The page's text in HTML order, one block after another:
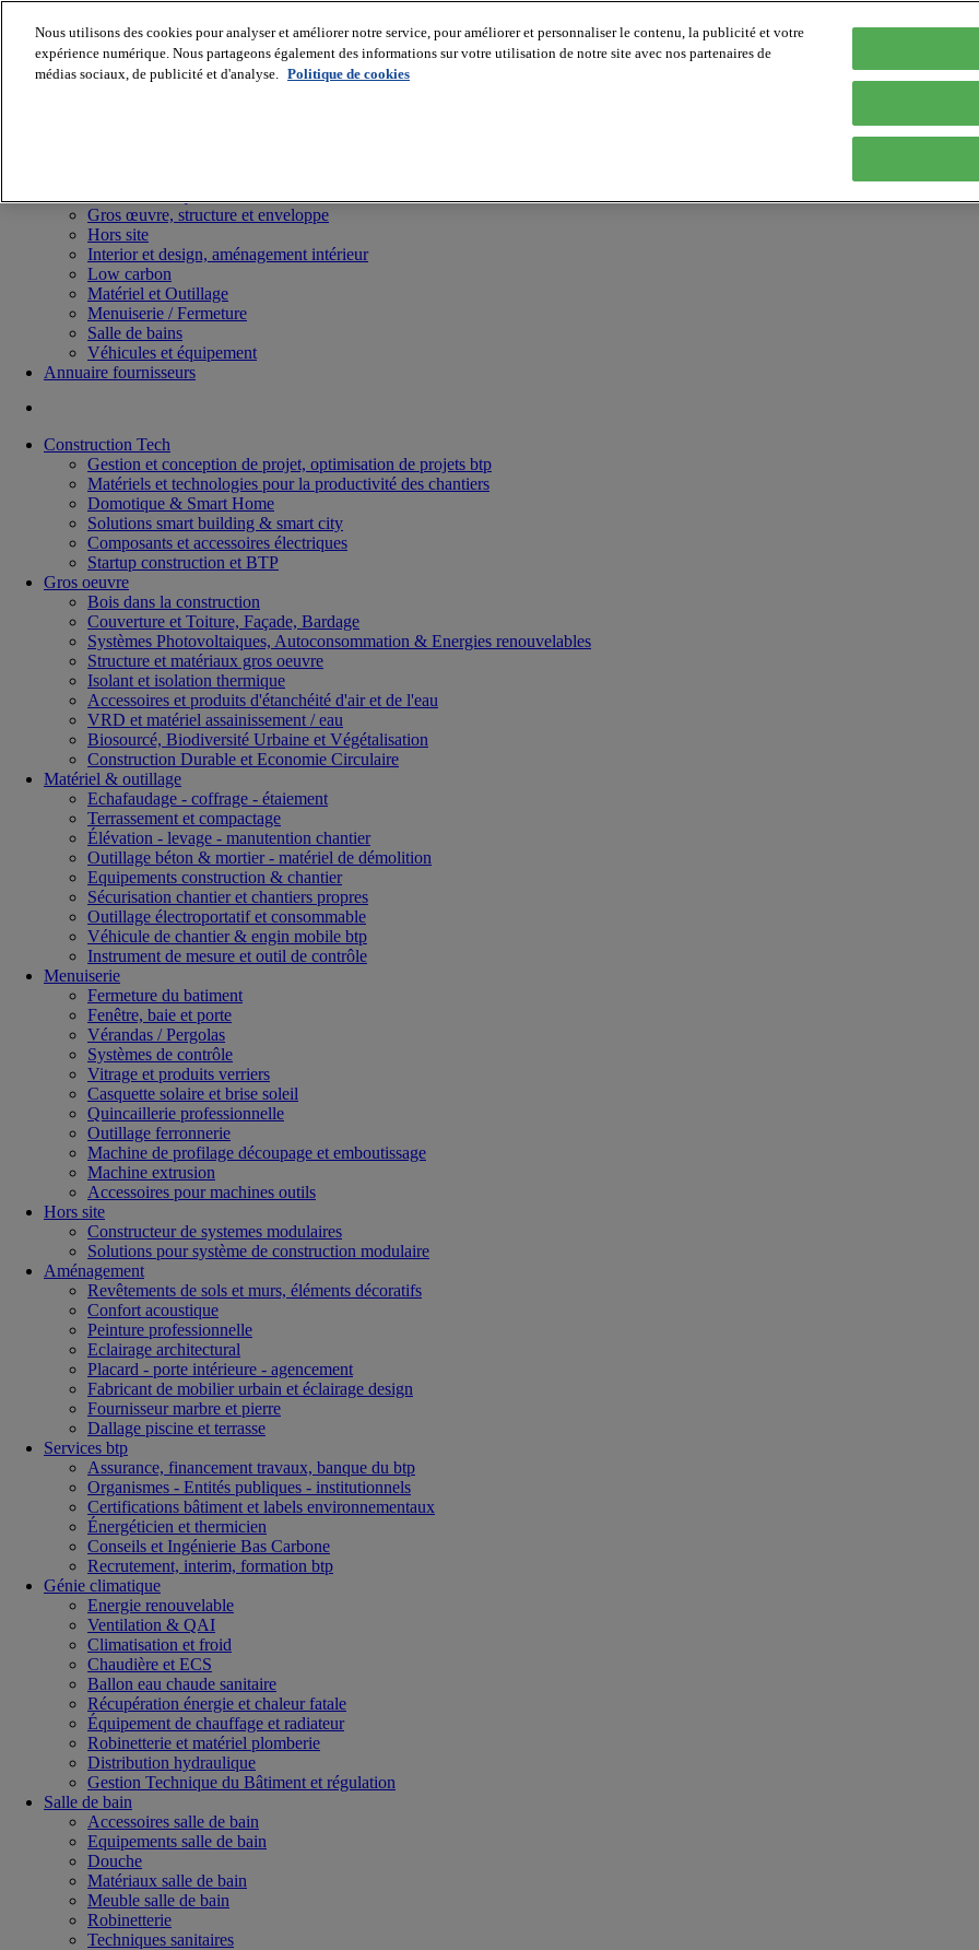
Gros œuvre, structure et enveloppe
Hors site
Interior et design, aménagement intérieur
Low carbon
Matériel et Outillage
Menuiserie / Fermeture
Salle de bains
Véhicules et équipement
Annuaire fournisseurs
Construction Tech
Gestion et conception de projet, optimisation de projets btp
Matériels et technologies pour la productivité des chantiers
Domotique & Smart Home
Solutions smart building & smart city
Composants et accessoires électriques
Startup construction et BTP
Gros oeuvre
Bois dans la construction
Couverture et Toiture, Façade, Bardage
Systèmes Photovoltaiques, Autoconsommation & Energies renouvelables
Structure et matériaux gros oeuvre
Isolant et isolation thermique
Accessoires et produits d'étanchéité d'air et de l'eau
VRD et matériel assainissement / eau
Biosourcé, Biodiversité Urbaine et Végétalisation
Construction Durable et Economie Circulaire
Matériel & outillage
Echafaudage - coffrage - étaiement
Terrassement et compactage
Élévation - levage - manutention chantier
Outillage béton & mortier - matériel de démolition
Equipements construction & chantier
Sécurisation chantier et chantiers propres
Outillage électroportatif et consommable
Véhicule de chantier & engin mobile btp
Instrument de mesure et outil de contrôle
Menuiserie
Fermeture du batiment
Fenêtre, baie et porte
Vérandas / Pergolas
Systèmes de contrôle
Vitrage et produits verriers
Casquette solaire et brise soleil
Quincaillerie professionnelle
Outillage ferronnerie
Machine de profilage découpage et emboutissage
Machine extrusion
Accessoires pour machines outils
Hors site
Constructeur de systemes modulaires
Solutions pour système de construction modulaire
Aménagement
Revêtements de sols et murs, éléments décoratifs
Confort acoustique
Peinture professionnelle
Eclairage architectural
Placard - porte intérieure - agencement
Fabricant de mobilier urbain et éclairage design
Fournisseur marbre et pierre
Dallage piscine et terrasse
Services btp
Assurance, financement travaux, banque du btp
Organismes - Entités publiques - institutionnels
Certifications bâtiment et labels environnementaux
Énergéticien et thermicien
Conseils et Ingénierie Bas Carbone
Recrutement, interim, formation btp
Génie climatique
Energie renouvelable
Ventilation & QAI
Climatisation et froid
Chaudière et ECS
Ballon eau chaude sanitaire
Récupération énergie et chaleur fatale
Équipement de chauffage et radiateur
Robinetterie et matériel plomberie
Distribution hydraulique
Gestion Technique du Bâtiment et régulation
Salle de bain
Accessoires salle de bain
Equipements salle de bain
Douche
Matériaux salle de bain
Meuble salle de bain
Robinetterie
Techniques sanitaires
Nous utilisons des cookies pour analyser et améliorer notre service, pour améliorer et personnaliser le contenu, la publicité et votre
expérience numérique. Nous partageons également des informations sur votre utilisation de notre site avec nos partenaires de
médias sociaux, de publicité et d'analyse. Politique de cookies